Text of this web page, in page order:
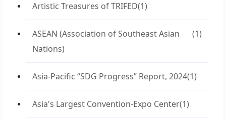
Artistic Treasures of TRIFED(1)
ASEAN (Association of Southeast Asian
Nations)
(1)
Asia-Pacific “SDG Progress” Report, 2024(1)
Asia's Largest Convention-Expo Center(1)